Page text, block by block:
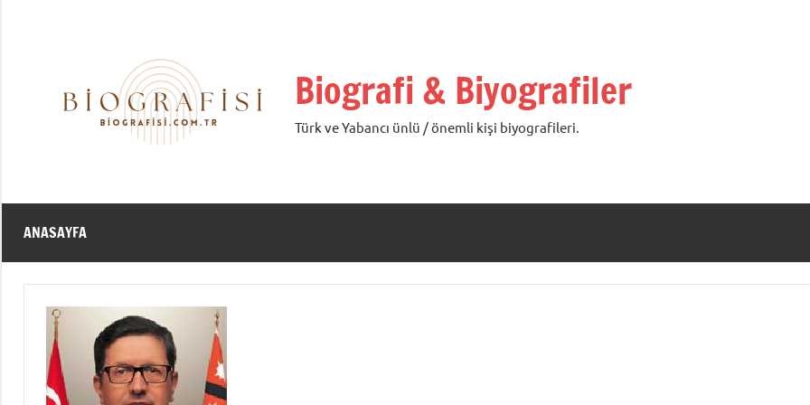
Biografi & Biyografiler
Türk ve Yabancı ünlü / önemli kişi biyografileri.
ANASAYFA